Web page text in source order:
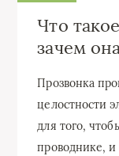
Что
зачем
Прозвонка
целостности
для того,
проводнике, и